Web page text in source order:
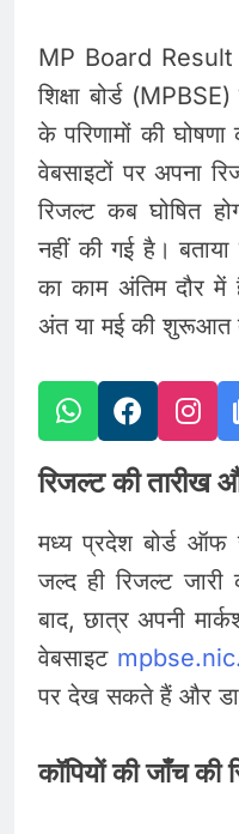
MP Board Result
शिक्षा बोर्ड
के परिणामों की
वेबसाइटों पर अपना
रिजल्ट कब घोषित
नहीं की गई है।
का काम अंतिम दौर
अंत या मई की शुरूआत
रिजल्ट की तारीख
मध्य प्रदेश बोर्ड
जल्द ही रिजल्ट
बाद, छात्र अपनी
वेबसाइट
पर देख सकते हैं और
कॉपियों की जाँच की